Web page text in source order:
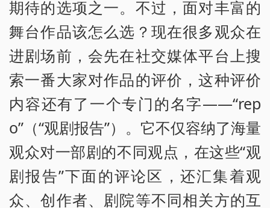
期待的选项之一。不过，面对丰富的
舞台作品该怎么选？现在很多观众在
进剧场前，会先在社交媒体平台上搜
索一番大家对作品的评价，这种评价
内容还有了一个专门的名字——“rep
o”（“观剧报告”）。它不仅容纳了海量
观众对一部剧的不同观点，在这些“观
剧报告”下面的评论区，还汇集着观
众、创作者、剧院等不同相关方的互